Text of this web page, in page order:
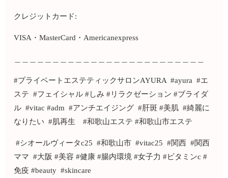
クレジットカード:
VISA・MasterCard・Americanexpress
#プライベートエステティックサロンAYURA #ayura #エ
ステ #フェイシャル #しみ #リラクゼーション #ブライダ
ル #vitac #adm #アンチエイジング #肝斑 #美肌 #綺麗に
なりたい #肌再生 #和歌山エステ #和歌山市エステ
#シオールヴィータc25 #和歌山市 #vitac25 #関西 #関西
ママ #大阪 #美容 #健康 #腸内環境 #女子力 #ビタミンc #
免疫 #beauty #skincare